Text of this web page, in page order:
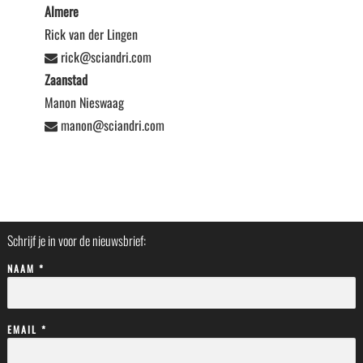
Almere
Rick van der Lingen
rick@sciandri.com
Zaanstad
Manon Nieswaag
manon@sciandri.com
Schrijf je in voor de nieuwsbrief:
NAAM *
EMAIL *